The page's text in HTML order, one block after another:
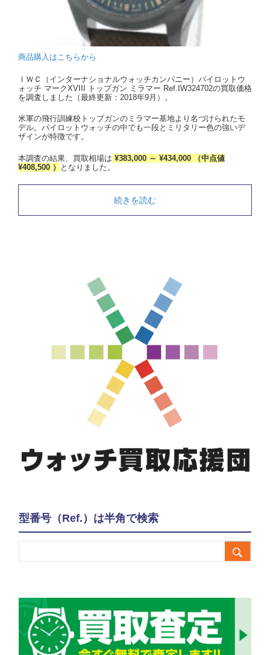
商品購入はこちらから
ＩＷＣ（インターナショナルウォッチカンパニー）パイロットウ
ォッチ マークXVIII トップガン ミラマー Ref.IW324702の買取価格
を調査しました（最終更新：2018年9月）。
米軍の飛行訓練校トップガンのミラマー基地より名づけられたモ
デル。パイロットウォッチの中でも一段とミリタリー色の強いデ
ザインが特徴です。
本調査の結果、買取相場は ¥383,000 ～ ¥434,000 （中点値
¥408,500 ）
となりました。
続きを読む
型番号（Ref.）は半角で検索
